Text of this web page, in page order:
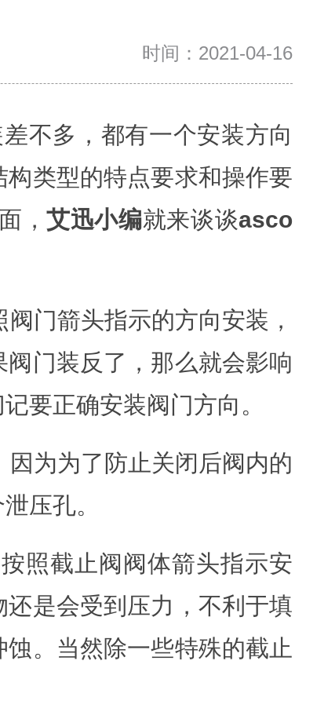
时间：2021-04-16
不多，都有一个安装方向
类型的特点要求和操作要
，艾迅小编就来谈谈asco
门箭头指示的方向安装，
门装反了，那么就会影响
要正确安装阀门方向。
为为了防止关闭后阀内的
压孔。
照截止阀阀体箭头指示安
是会受到压力，不利于填
。当然除一些特殊的截止